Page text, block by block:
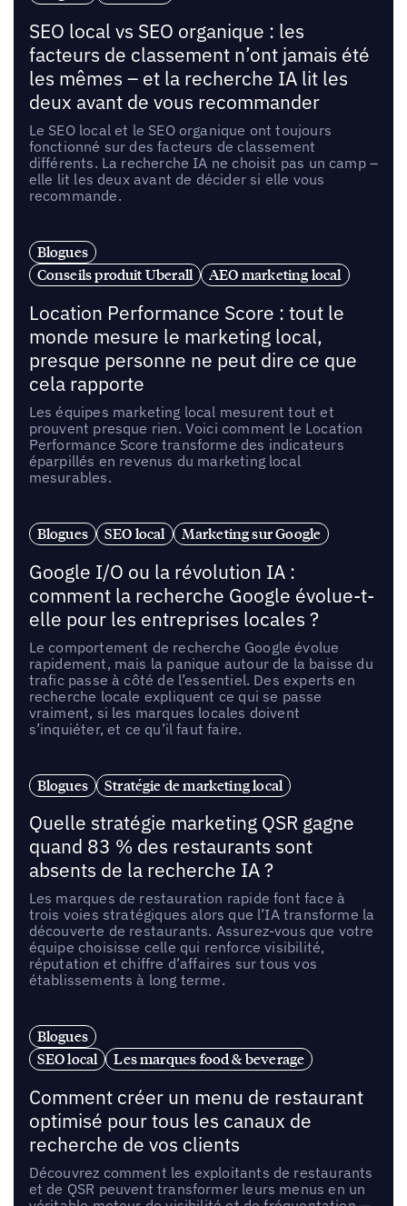
SEO local vs SEO organique : les
facteurs de classement n’ont jamais été
les mêmes – et la recherche IA lit les
deux avant de vous recommander
Le SEO local et le SEO organique ont toujours
fonctionné sur des facteurs de classement
différents. La recherche IA ne choisit pas un camp –
elle lit les deux avant de décider si elle vous
recommande.
Blogues
Conseils produit Uberall
AEO marketing local
Location Performance Score : tout le
monde mesure le marketing local,
presque personne ne peut dire ce que
cela rapporte
Les équipes marketing local mesurent tout et
prouvent presque rien. Voici comment le Location
Performance Score transforme des indicateurs
éparpillés en revenus du marketing local
mesurables.
Blogues SEO local Marketing sur Google
Google I/O ou la révolution IA :
comment la recherche Google évolue-t-
elle pour les entreprises locales ?
Le comportement de recherche Google évolue
rapidement, mais la panique autour de la baisse du
trafic passe à côté de l’essentiel. Des experts en
recherche locale expliquent ce qui se passe
vraiment, si les marques locales doivent
s’inquiéter, et ce qu’il faut faire.
Blogues Stratégie de marketing local
Quelle stratégie marketing QSR gagne
quand 83 % des restaurants sont
absents de la recherche IA ?
Les marques de restauration rapide font face à
trois voies stratégiques alors que l’IA transforme la
découverte de restaurants. Assurez-vous que votre
équipe choisisse celle qui renforce visibilité,
réputation et chiffre d’affaires sur tous vos
établissements à long terme.
Blogues
SEO local
Les marques food & beverage
Comment créer un menu de restaurant
optimisé pour tous les canaux de
recherche de vos clients
Découvrez comment les exploitants de restaurants
et de QSR peuvent transformer leurs menus en un